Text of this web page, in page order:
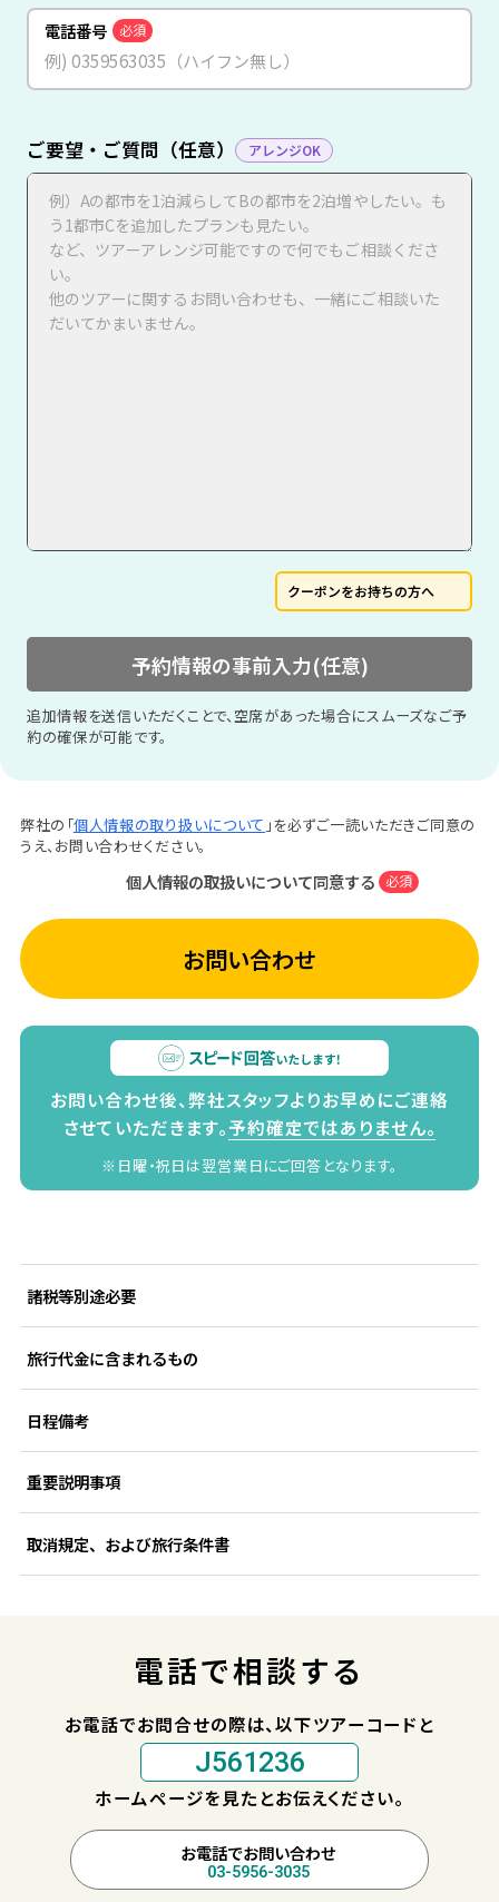
電話番号 必須
ご要望・ご質問（任意） アレンジOK
クーポンをお持ちの方へ
予約情報の事前入力(任意)
追加情報を送信いただくことで、空席があった場合にスムーズなご予
約の確保が可能です。
弊社の「個人情報の取り扱いについて 」を必ずご一読いただきご同意の
うえ、お問い合わせください。
個人情報の取扱いについて同意する 必須
お問い合わせ
お問い合わせ後、弊社スタッフよりお早めにご連絡
させていただきます。予約確定ではありません。
※日曜・祝日は翌営業日にご回答となります。
諸税等別途必要
旅行代金に含まれるもの
日程備考
重要説明事項
取消規定、および旅行条件書
電話で相談する
お電話でお問合せの際は、以下ツアーコードと
J561236
ホームページを見たとお伝えください。
お電話でお問い合わせ
03-5956-3035